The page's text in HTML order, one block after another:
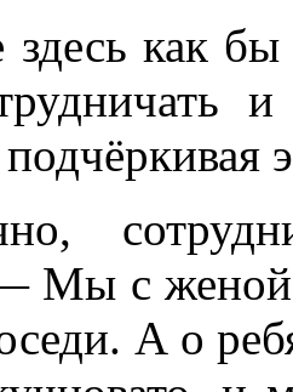
как бы
Мы с женой
А о